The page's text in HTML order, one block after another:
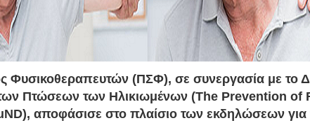
Φυσικοθεραπευτών (ΠΣΦ), σε συνεργασία με το
Πτώσεων των Ηλικιωμένων (The Prevention of
αποφάσισε στο πλαίσιο των εκδηλώσεων